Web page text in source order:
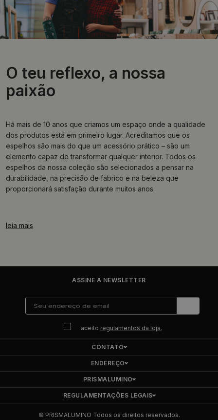
O teu reflexo, a nossa
paixão
Há mais de 10 anos que criamos um espaço onde a qualidade
dos produtos está em primeiro lugar. Acreditamos que os
espelhos são mais do que um acessório prático – são um
elemento capaz de transformar qualquer interior. Todos os
espelhos da nossa coleção são selecionados a pensar na
durabilidade, na precisão de fabrico e na beleza que
proporcionará satisfação durante muitos anos.
leia mais
ASSINE A NEWSLETTER
aceito regulamentos da loja.
CONTATO
ENDEREÇO
PRISMALUMINO
REGULAMENTAÇÕES LEGAIS
© PRISMALUMINO Todos os direitos reservados.